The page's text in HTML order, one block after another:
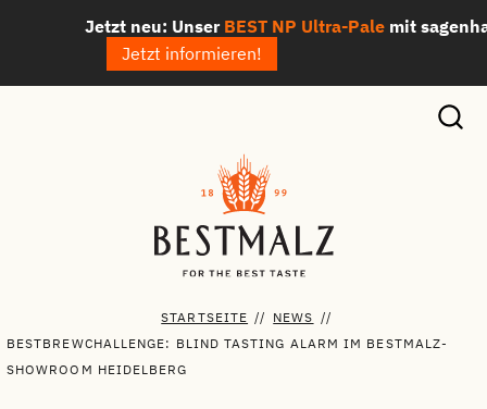
Jetzt neu: Unser BEST NP Ultra-Palemit sagenhaften
Jetzt informieren!
STARTSEITE // NEWS //
BESTBREWCHALLENGE: BLIND TASTING ALARM IM BESTMALZ-
SHOWROOM HEIDELBERG